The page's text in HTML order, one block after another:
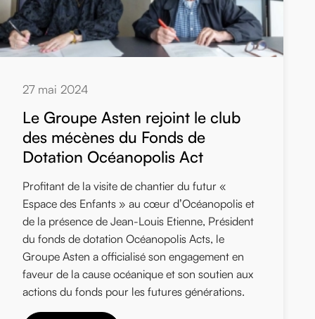
27 mai 2024
Le Groupe Asten rejoint le club
des mécènes du Fonds de
Dotation Océanopolis Act
Profitant de la visite de chantier du futur «
Espace des Enfants » au cœur d’Océanopolis et
de la présence de Jean-Louis Etienne, Président
du fonds de dotation Océanopolis Acts, le
Groupe Asten a officialisé son engagement en
faveur de la cause océanique et son soutien aux
actions du fonds pour les futures générations.